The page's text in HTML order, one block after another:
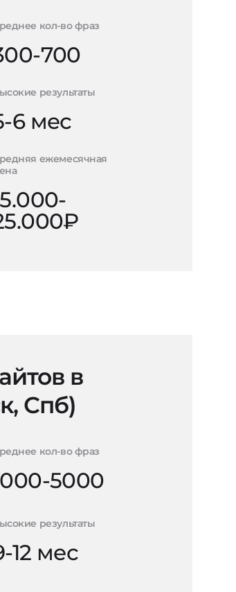
кол-во фраз
700
результаты
6 мес
ежемесячная
в
Спб)
кол-во фраз
5000
результаты
12 мес